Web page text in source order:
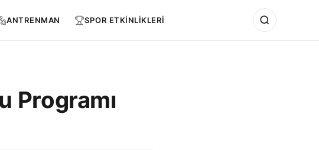
ANTRENMAN SPOR ETKİNLİKLERİ
Programı